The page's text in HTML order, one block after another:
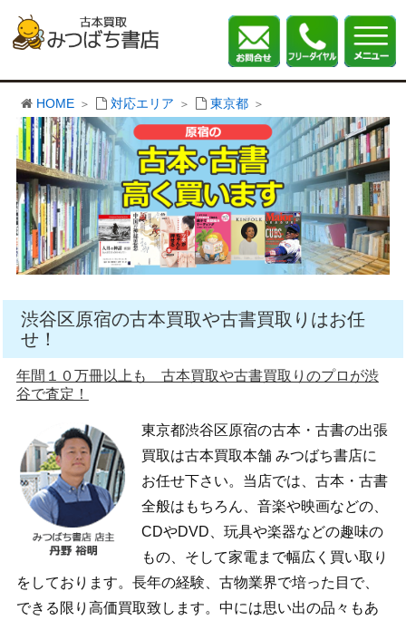
HOME 対応エリア 東京都
渋谷区原宿の古本買取や古書買取りはお任
せ！
年間１０万冊以上も 古本買取や古書買取りのプロが渋
谷で査定！
東京都渋谷区原宿の古本・古書の出張
買取は古本買取本舗 みつばち書店に
お任せ下さい。当店では、古本・古書
全般はもちろん、音楽や映画などの、
CDやDVD、玩具や楽器などの趣味の
もの、そして家電まで幅広く買い取り
をしております。長年の経験、古物業界で培った目で、
できる限り高価買取致します。中には思い出の品々もあ